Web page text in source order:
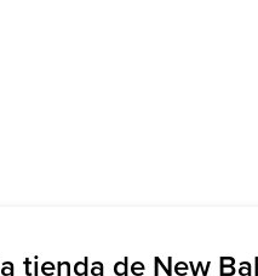
tienda de New